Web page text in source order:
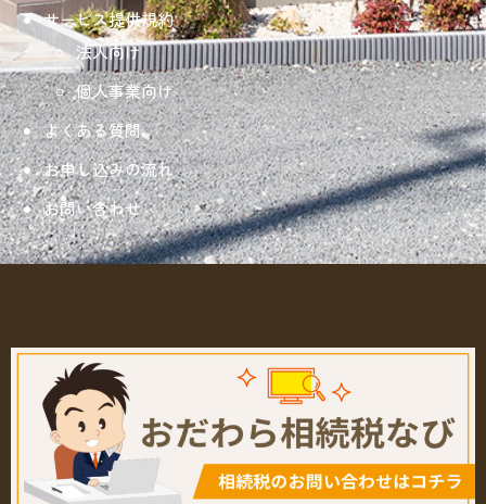
サービス提供規約
法人向け
個人事業向け
よくある質問
お申し込みの流れ
お問い合わせ